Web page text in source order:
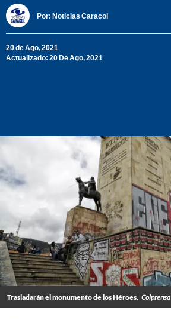
Por: Noticias Caracol
20 de Ago, 2021
Actualizado: 20 De Ago, 2021
Trasladarán el monumento de los Héroes. Colprensa